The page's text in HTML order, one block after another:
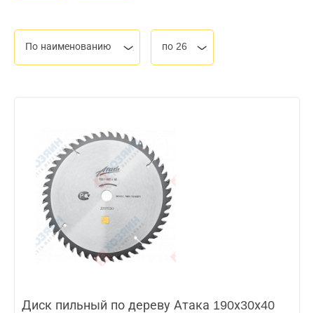
По наименованию по 26
Диск пильный по дереву Атака 190х30х40